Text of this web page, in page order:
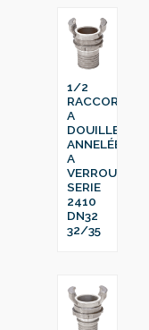
1/2
RACCORD
A
DOUILLE
ANNELÉE
A
VERROU
SERIE
2410
DN32
32/35